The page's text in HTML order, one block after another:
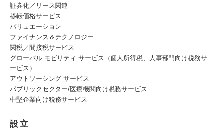
証券化／リース関連
移転価格サービス
バリュエーション
ファイナンス＆テクノロジー
関税／間接税サービス
グローバル モビリティ サービス（個人所得税、人事部門向け税務サ
ービス）
アウトソーシング サービス
パブリックセクター/医療機関向け税務サービス
中堅企業向け税務サービス
設立